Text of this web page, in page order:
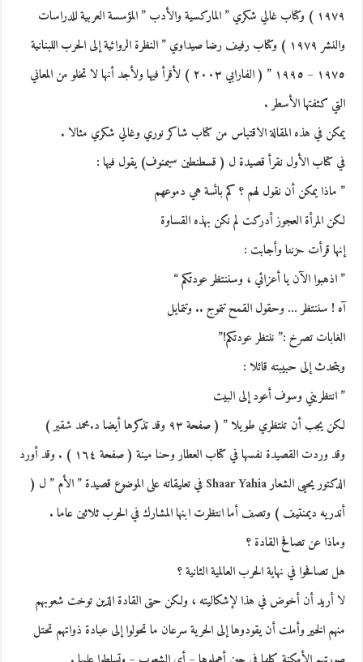
١٩٧٩ ) وكتاب غالي شكري ” الماركسية والأدب ” المؤسسة العربية للدراسات
والنشر ١٩٧٩ ) وكتاب رفيف رضا صيداوي ” النظرة الروائية إلى الحرب اللبنانية
١٩٧٥ – ١٩٩٥ ” ( الفارابي ٢٠٠٣ ) لأقرأ فيها ولأجد أنها لا تخلو من المعاني
التي كثفتها الأسطر .
يمكن في هذه المقالة الاقتباس من كتاب شاكر نوري وغالي شكري مثالا .
في كتاب الأول نقرأ قصيدة ل ( قسطنطين سيمنوف) يقول فيها :
” ماذا يمكن أن نقول لهم ؟ كم بائسة هي دموعهم
لكن المرأة العجوز أدركت لم نكن بهذه القساوة
إنها قرأت حزننا وأجابت :
” اذهبوا الآن يا أعزائي ، وسننتظر عودتكم “
آه ! سننتظر … وحقول القمح تتموج .. وتتمايل
الغابات تصرخ :” ننتظر عودتكم!”
ويتحدث إلى حبيبته قائلا :
” انتظريني وسوف أعود إلى البيت
لكن يجب أن تنتظري طويلا ” ( صفحة ٩٣ وقد تذكرها أيضا
د.محمد شقير)
وقد وردت القصيدة نفسها في كتاب العطار وحنا مينة ( صفحة ١٦٤ ) . وقد أورد
الدكتور يحيى الشعارShaar Yahiaفي تعليقاته على الموضوع قصيدة ” الأم ” ل (
أندريه ديمنتيف ) وتصف أما انتظرت ابنها المشارك في الحرب ثلاثين عاما .
وماذا عن تصافح القادة ؟
هل تصافحوا في نهاية الحرب العالمية الثانية ؟
لا أريد أن أخوض في هذا لإشكاليته ، ولكن حتى القادة الذين توخت شعوبهم
منهم الخير وأملت أن يقودوها إلى الحرية سرعان ما تحولوا إلى عبادة ذواتهم تحتل